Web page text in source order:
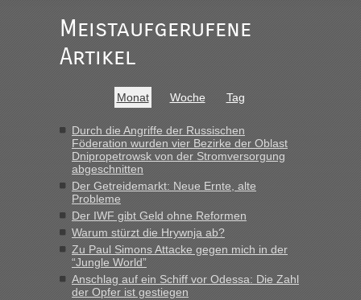
Ist korrekt, aber ich finde man hätte trotzdem im Text gleich
darauf hinweisen können.
War aber nicht "böse" gemeint ...
buchbar - warum auch immer ...
Hab´s versucht - bekomme aber immer angezeigt "auf dieser
Strecke fahren wir nicht"
inBerichte und Reisetipps • Re: Mit dem Zug in
die Ukraine
„Man sollte aber explizit dazu schreiben, daß es ein Zug von
LeoExpress ist - und nur auf deren Webseite kann man die
Fahrkarten kaufen. Zumindest ist es die erste Umsteigefreie
Verbindung von Deutschland...“
Meistaufgerufene
Artikel
Monat Woche Tag
Durch die Angriffe der Russischen
Föderation wurden vier Bezirke der Oblast
Dnipropetrowsk von der Stromversorgung
abgeschnitten
Der Getreidemarkt: Neue Ernte, alte
Probleme
Der IWF gibt Geld ohne Reformen
Warum stürzt die Hrywnja ab?
Zu Paul Simons Attacke gegen mich in der
“Jungle World”
Anschlag auf ein Schiff vor Odessa: Die Zahl
der Opfer ist gestiegen